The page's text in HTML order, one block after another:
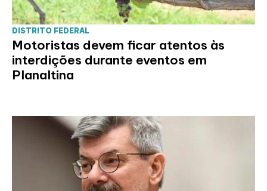
DISTRITO FEDERAL
Motoristas devem ficar atentos às
interdições durante eventos em
Planaltina